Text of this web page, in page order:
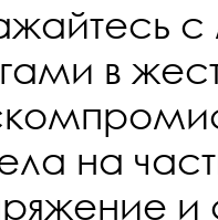
с
в
на
и